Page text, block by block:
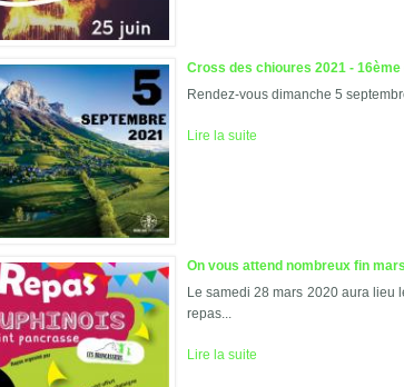
Cross des chioures 2021 - 16ème
Rendez-vous dimanche 5
Lire la suite
On vous attend nombreux fin
Le samedi 28 mars 2020 aura lieu
repas...
Lire la suite